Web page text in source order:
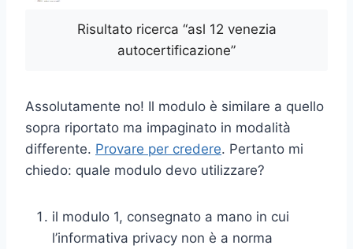
Risultato ricerca “asl 12 venezia
autocertificazione”
Assolutamente no! Il modulo è similare a quello
sopra riportato ma impaginato in modalità
differente. Provare per credere. Pertanto mi
chiedo: quale modulo devo utilizzare?
il modulo 1, consegnato a mano in cui
l’informativa privacy non è a norma